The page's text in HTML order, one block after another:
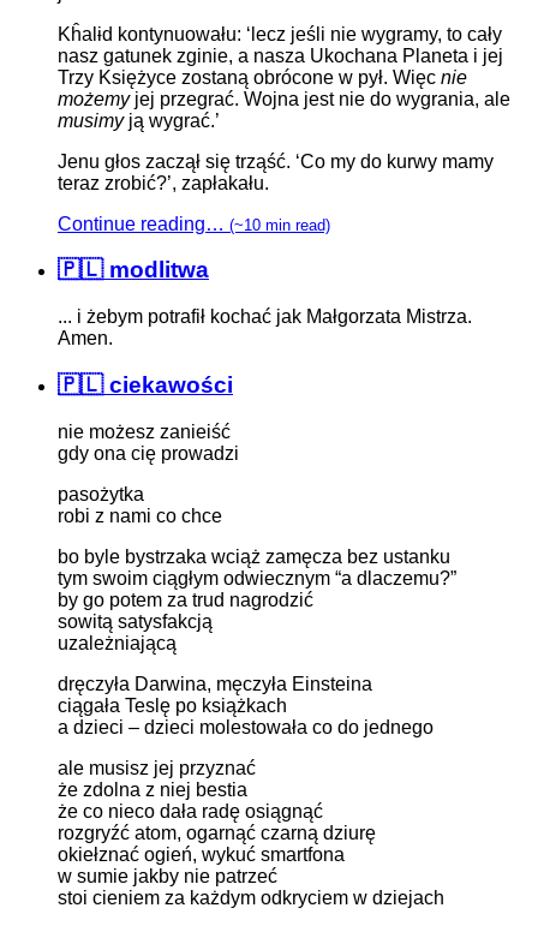
Kĥalɨd kontynuowału: ‘lecz jeśli nie wygramy, to cały
nasz gatunek zginie, a nasza Ukochana Planeta i jej
Trzy Księżyce zostaną obrócone w pył. Więc nie
możemyjej przegrać. Wojna jest nie do wygrania, ale
musimyją wygrać.’
Jenu głos zaczął się trząść. ‘Co my do kurwy mamy
teraz zrobić?’, zapłakału.
Continue reading… (~10 min read)
🇵🇱 modlitwa
... i żebym potrafił kochać jak Małgorzata Mistrza.
Amen.
🇵🇱 ciekawości
nie możesz zanieiść
gdy ona cię prowadzi
pasożytka
robi z nami co chce
bo byle bystrzaka wciąż zamęcza bez ustanku
tym swoim ciągłym odwiecznym “a dlaczemu?”
by go potem za trud nagrodzić
sowitą satysfakcją
uzależniającą
dręczyła Darwina, męczyła Einsteina
ciągała Teslę po książkach
a dzieci – dzieci molestowała co do jednego
ale musisz jej przyznać
że zdolna z niej bestia
że co nieco dała radę osiągnąć
rozgryźć atom, ogarnąć czarną dziurę
okiełznać ogień, wykuć smartfona
w sumie jakby nie patrzeć
stoi cieniem za każdym odkryciem w dziejach